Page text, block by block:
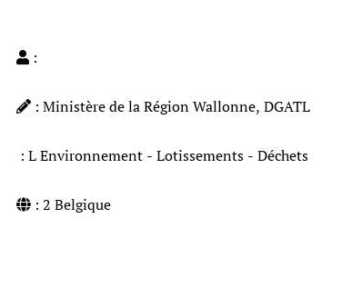
:
: Ministère de la Région Wallonne, DGATL
: L Environnement - Lotissements - Déchets
: 2 Belgique